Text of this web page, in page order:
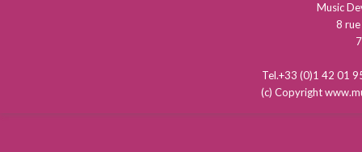
Music
8
Tel.+33 (0)1 42 01
(c) Copyright